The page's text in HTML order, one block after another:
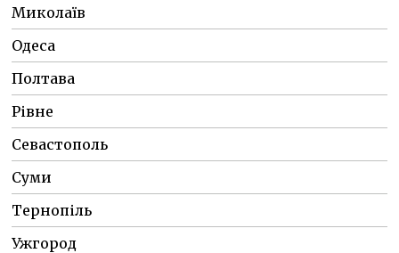
Миколаїв
Одеса
Полтава
Рівне
Севастополь
Суми
Тернопіль
Ужгород